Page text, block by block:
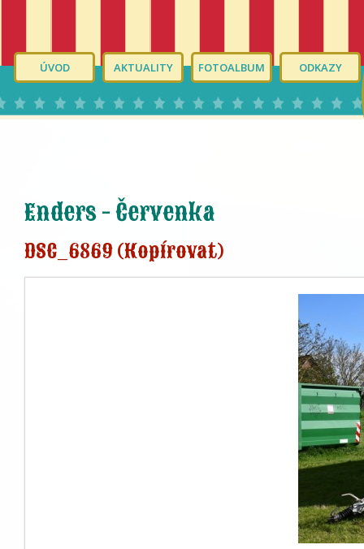
ÚVOD AKTUALITY FOTOALBUM ODKAZY
Enders - Červenka
DSC_6869 (Kopírovat)